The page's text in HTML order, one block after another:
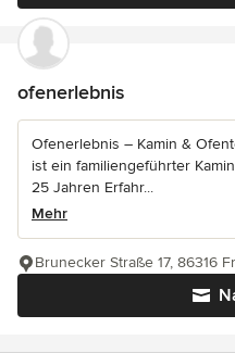
ofenerlebnis
Ofenerlebnis – Kamin &
ist ein familiengeführter
25 Jahren Erfahr...
Mehr
Brunecker Straße 17, 86316